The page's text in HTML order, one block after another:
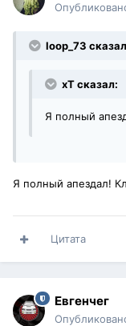
loop_73
xT сказал:
Я полный
Я полный апездал!
Цитата
Евгенчег